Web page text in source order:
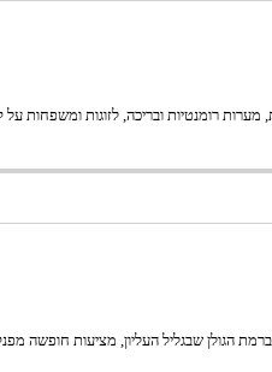
רומנטיות ובריכה, לזוגות ומשפחות על
ברמת הגולן שבגליל העליון, מציעות חופשה